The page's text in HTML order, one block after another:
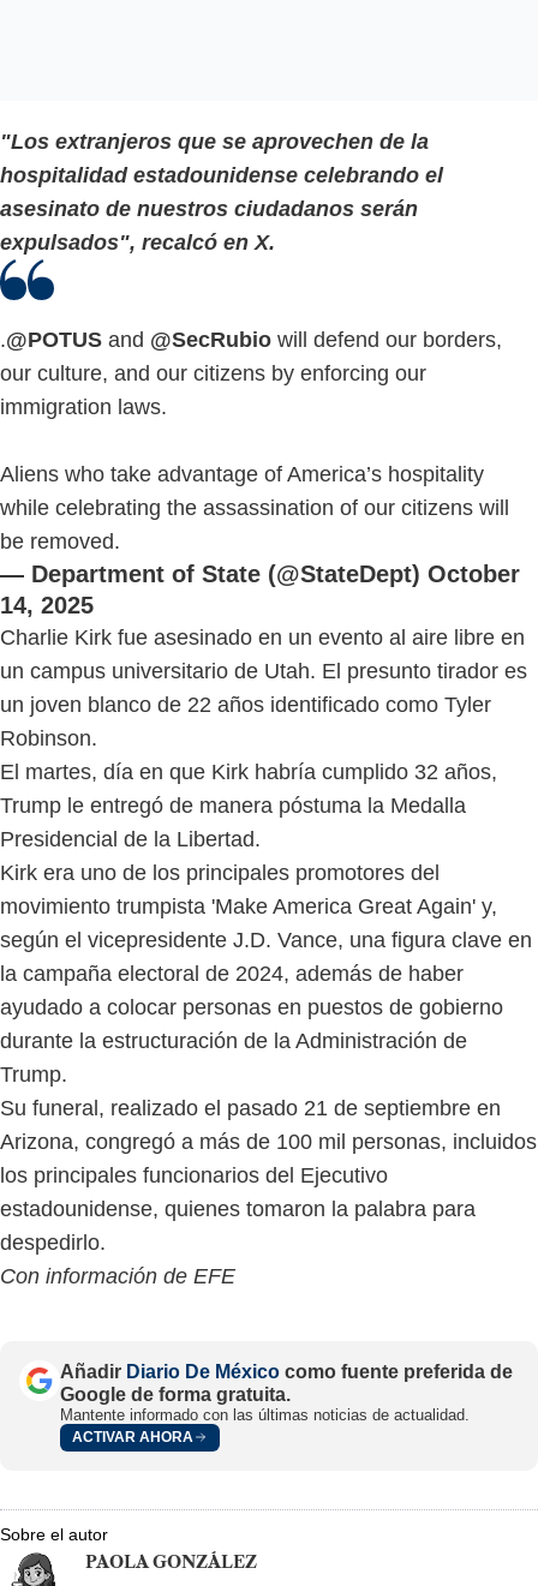
"Los extranjeros que se aprovechen de la
hospitalidad estadounidense celebrando el
asesinato de nuestros ciudadanos serán
expulsados", recalcó en X.
.@POTUS and @SecRubio will defend our borders,
our culture, and our citizens by enforcing our
immigration laws.
Aliens who take advantage of America’s hospitality
while celebrating the assassination of our citizens will
be removed.
— Department of State (@StateDept) October
14, 2025
Charlie Kirk fue asesinado en un evento al aire libre en
un campus universitario de Utah. El presunto tirador es
un joven blanco de 22 años identificado como Tyler
Robinson.
El martes, día en que Kirk habría cumplido 32 años,
Trump le entregó de manera póstuma la Medalla
Presidencial de la Libertad.
Kirk era uno de los principales promotores del
movimiento trumpista 'Make America Great Again' y,
según el vicepresidente J.D. Vance, una figura clave en
la campaña electoral de 2024, además de haber
ayudado a colocar personas en puestos de gobierno
durante la estructuración de la Administración de
Trump.
Su funeral, realizado el pasado 21 de septiembre en
Arizona, congregó a más de 100 mil personas, incluidos
los principales funcionarios del Ejecutivo
estadounidense, quienes tomaron la palabra para
despedirlo.
Con información de EFE
Añadir Diario De México como fuente preferida de
Google de forma gratuita.
Mantente informado con las últimas noticias de actualidad.
ACTIVAR AHORA
Sobre el autor
PAOLA GONZÁLEZ